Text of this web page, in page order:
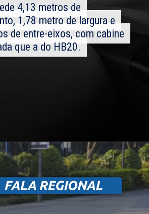
4,13 metros de
1,78 metro de largura e
de entre-eixos, com cabine
que a do HB20.
4,13 metros de
1,78 metro de largura e
de entre-eixos, com cabine
que a do HB20.